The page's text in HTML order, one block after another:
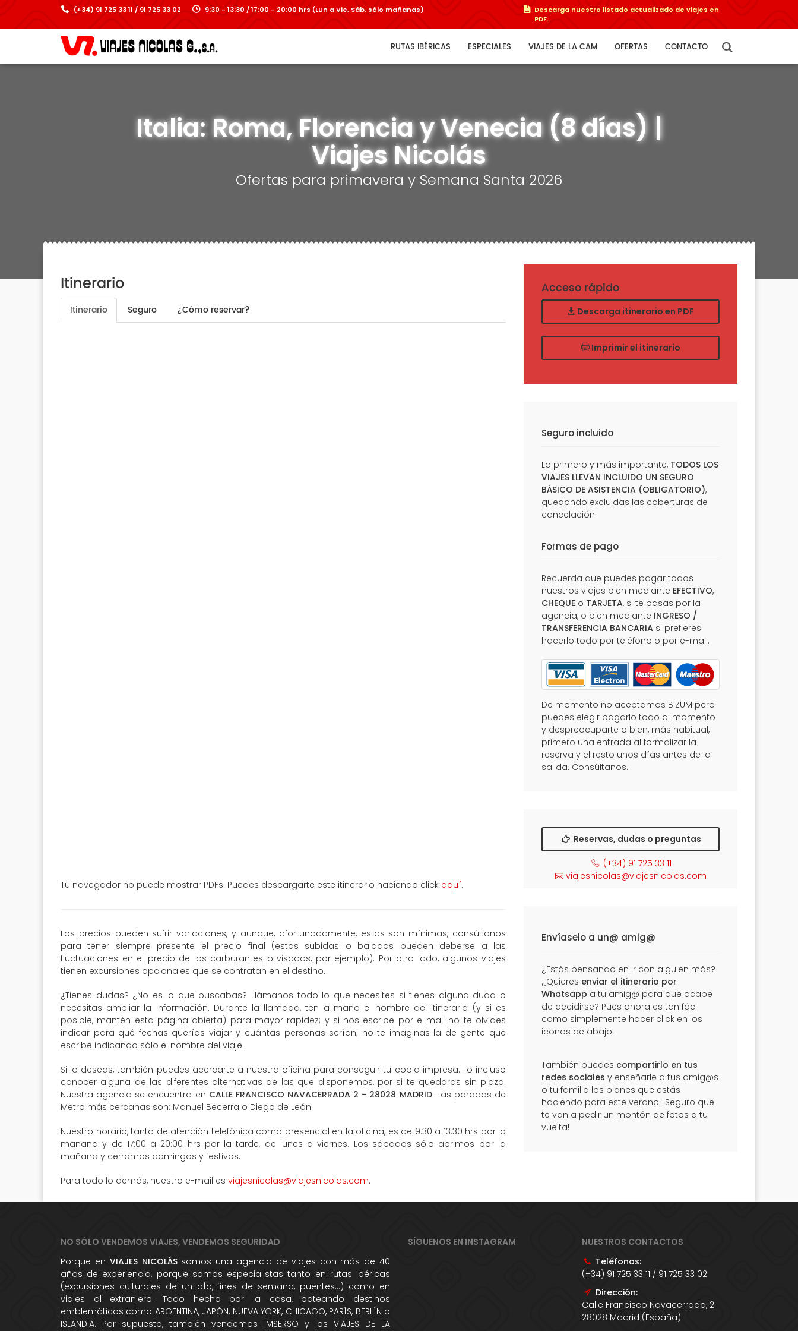
(+34) 91 725 33 11 / 91 725 33 02 9:30 - 13:30 / 17:00 - 20:00 hrs (Lun a Vie, Sáb. sólo mañanas)
Descarga nuestro listado actualizado de viajes en
PDF.
RUTAS IBÉRICAS ESPECIALES VIAJES DE LA CAM OFERTAS CONTACTO
Italia: Roma, Florencia y Venecia (8 días) |
Viajes Nicolás
Ofertas para primavera y Semana Santa 2026
Itinerario
Itinerario Seguro ¿Cómo reservar?
Tu navegador no puede mostrar PDFs. Puedes descargarte este itinerario haciendo click aquí.
Los precios pueden sufrir variaciones, y aunque, afortunadamente, estas son mínimas, consúltanos
para tener siempre presente el precio final (estas subidas o bajadas pueden deberse a las
fluctuaciones en el precio de los carburantes o visados, por ejemplo). Por otro lado, algunos viajes
tienen excursiones opcionales que se contratan en el destino.
¿Tienes dudas? ¿No es lo que buscabas? Llámanos todo lo que necesites si tienes alguna duda o
necesitas ampliar la información. Durante la llamada, ten a mano el nombre del itinerario (y si es
posible, mantén esta página abierta) para mayor rapidez; y si nos escribe por e-mail no te olvides
indicar para qué fechas querías viajar y cuántas personas serían; no te imaginas la de gente que
escribe indicando sólo el nombre del viaje.
Si lo deseas, también puedes acercarte a nuestra oficina para conseguir tu copia impresa... o incluso
conocer alguna de las diferentes alternativas de las que disponemos, por si te quedaras sin plaza.
Nuestra agencia se encuentra en CALLE FRANCISCO NAVACERRADA 2 - 28028 MADRID. Las paradas de
Metro más cercanas son: Manuel Becerra o Diego de León.
Nuestro horario, tanto de atención telefónica como presencial en la oficina, es de 9:30 a 13:30 hrs por la
mañana y de 17:00 a 20:00 hrs por la tarde, de lunes a viernes. Los sábados sólo abrimos por la
mañana y cerramos domingos y festivos.
Para todo lo demás, nuestro e-mail es viajesnicolas@viajesnicolas.com.
Acceso rápido
Descarga itinerario en PDF
Imprimir el itinerario
Seguro incluido
Lo primero y más importante, TODOS LOS
VIAJES LLEVAN INCLUIDO UN SEGURO
BÁSICO DE ASISTENCIA (OBLIGATORIO),
quedando excluidas las coberturas de
cancelación.
Formas de pago
Recuerda que puedes pagar todos
nuestros viajes bien mediante EFECTIVO,
CHEQUE o TARJETA, si te pasas por la
agencia, o bien mediante INGRESO /
TRANSFERENCIA BANCARIA si prefieres
hacerlo todo por teléfono o por e-mail.
De momento no aceptamos BIZUM pero
puedes elegir pagarlo todo al momento
y despreocuparte o bien, más habitual,
primero una entrada al formalizar la
reserva y el resto unos días antes de la
salida. Consúltanos.
Reservas, dudas o preguntas
(+34) 91 725 33 11
viajesnicolas@viajesnicolas.com
Envíaselo a un@ amig@
¿Estás pensando en ir con alguien más?
¿Quieres enviar el itinerario por
Whatsapp a tu amig@ para que acabe
de decidirse? Pues ahora es tan fácil
como simplemente hacer click en los
iconos de abajo.
También puedes compartirlo en tus
redes sociales y enseñarle a tus amig@s
o tu familia los planes que estás
haciendo para este verano. ¡Seguro que
te van a pedir un montón de fotos a tu
vuelta!
NO SÓLO VENDEMOS VIAJES, VENDEMOS SEGURIDAD
Porque en VIAJES NICOLÁSsomos una agencia de viajes con más de 40
años de experiencia, porque somos especialistas tanto en rutas ibéricas
(excursiones culturales de un dÍa, fines de semana, puentes...) como en
viajes al extranjero. Todo hecho por la casa, pateando destinos
emblemáticos como ARGENTINA, JAPÓN, NUEVA YORK, CHICAGO, PARÍS, BERLÍN o
ISLANDIA. Por supuesto, también vendemos IMSERSO y los VIAJES DE LA
SÍGUENOS EN INSTAGRAM
NUESTROS CONTACTOS
Teléfonos:
(+34) 91 725 33 11 / 91 725 33 02
Dirección:
Calle Francisco Navacerrada, 2
28028 Madrid (España)